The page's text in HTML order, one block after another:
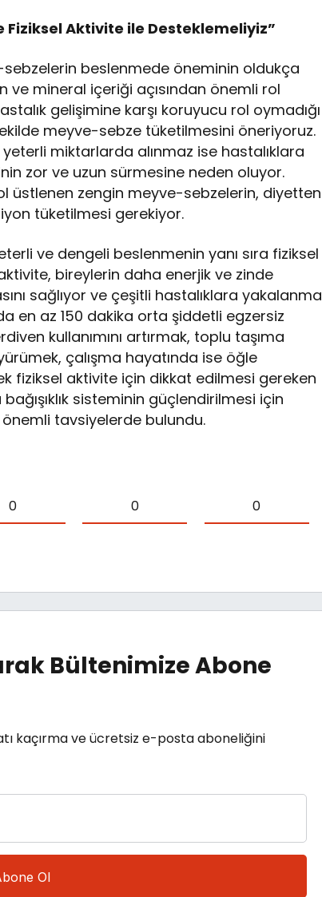
Fiziksel Aktivite ile Desteklemeliyiz”
sebzelerin beslenmede öneminin oldukça
ve mineral içeriği açısından önemli rol
gelişimine karşı koruyucu rol oymadığı
meyve-sebze tüketilmesini öneriyoruz.
miktarlarda alınmaz ise hastalıklara
zor ve uzun sürmesine neden oluyor.
üstlenen zengin meyve-sebzelerin, diyetten
tüketilmesi gerekiyor.
ve dengeli beslenmenin yanı sıra fiziksel
bireylerin daha enerjik ve zinde
sağlıyor ve çeşitli hastalıklara yakalanma
en az 150 dakika orta şiddetli egzersiz
kullanımını artırmak, toplu taşıma
çalışma hayatında ise öğle
fiziksel aktivite için dikkat edilmesi gereken
sisteminin güçlendirilmesi için
tavsiyelerde bulundu.
0 0 0
Bültenimize Abone
kaçırma ve ücretsiz e-posta aboneliğini